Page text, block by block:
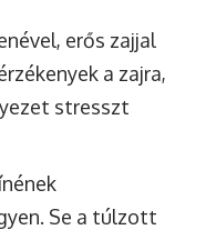
erős zajjal
a zajra,
stresszt
Se a túlzott